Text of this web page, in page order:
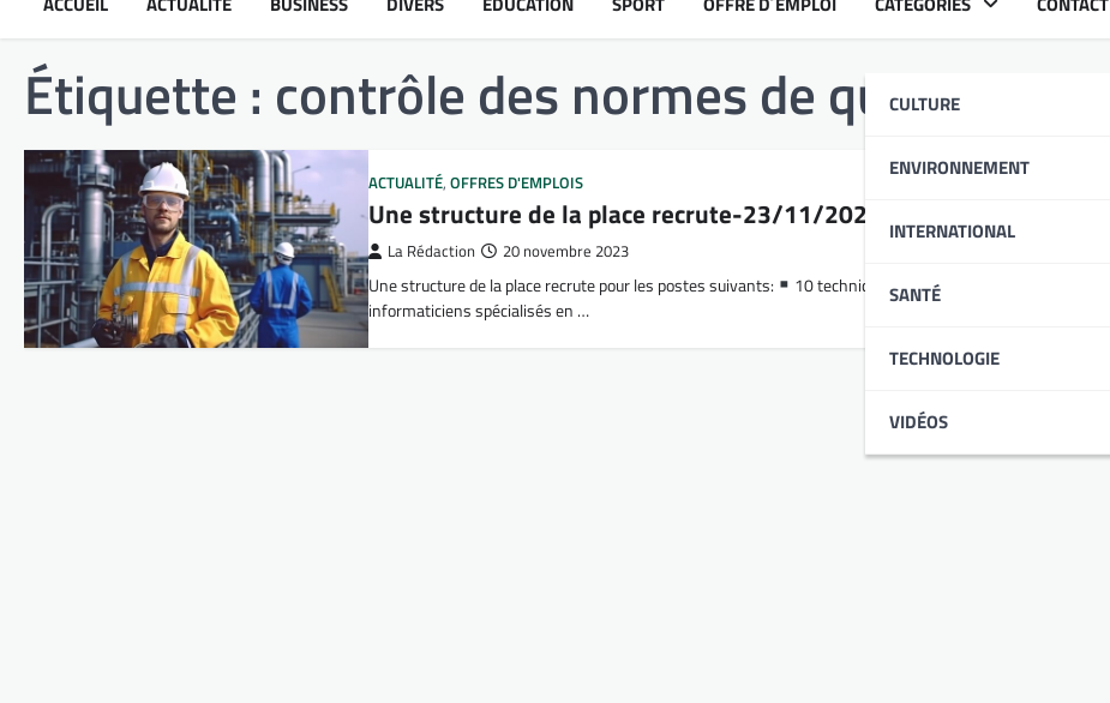
CULTURE
ENVIRONNEMENT
INTERNATIONAL
SANTÉ
TECHNOLOGIE
VIDÉOS
Étiquette : contrôle des normes de qualité
ACTUALITÉ,OFFRES D'EMPLOIS
Une structure de la place recrute-23/11/2023 (+ 20 postes)
La Rédaction 20 novembre 2023
Une structure de la place recrute pour les postes suivants:
10 techniciens spécialisés en raffinerie, 05
informaticiens spécialisés en …